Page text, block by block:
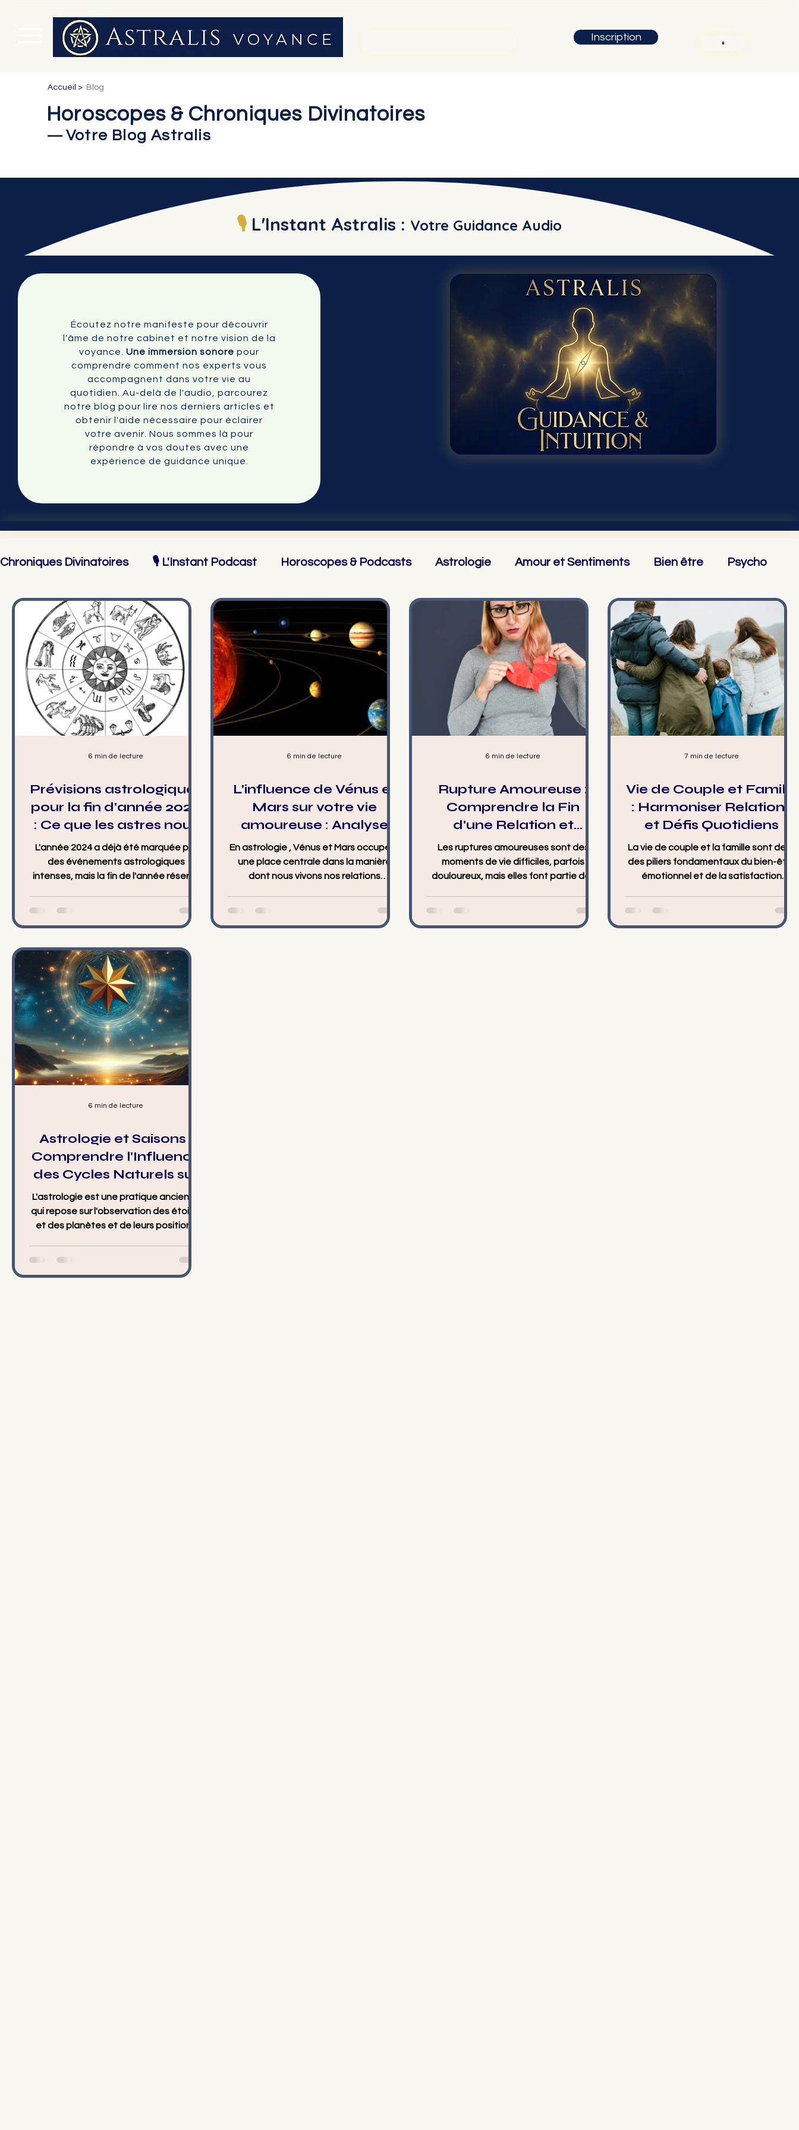
Inscription
Accueil > Blog
Horoscopes & Chroniques Divinatoires
— Votre Blog Astralis
🎙️ L'Instant Astralis : Votre Guidance Audio
Écoutez notre manifeste pour découvrir
l'âme de notre cabinet et notre vision de la
voyance. Une immersion sonore pour
comprendre comment nos experts vous
accompagnent dans votre vie au
quotidien. Au-delà de l'audio, parcourez
notre blog pour lire nos derniers articles et
obtenir l'aide nécessaire pour éclairer
votre avenir. Nous sommes là pour
répondre à vos doutes avec une
expérience de guidance unique.
Chroniques Divinatoires 🎙️ L'Instant Podcast Horoscopes & Podcasts Astrologie Amour et Sentiments Bien être Psycho
Actualités ♈ Bélier ♉ Taureau ♊ Gémeaux ♋ Cancer ♍ Vierge ♎ Balance ♏ Scorpion ♐ Sagittaire
♑ Capricorne ♒ Verseau ♓ Poissons
Prévisions astrologiques
pour la fin d'année 2024
: Ce que les astres nous
réservent
L'année 2024 a déjà été marquée par
des événements astrologiques
intenses, mais la fin de l'année réserve
6 min de lecture
L'influence de Vénus et
Mars sur votre vie
amoureuse : Analyse
des planètes qui
régissent l'amour et le
désir.
En astrologie , Vénus et Mars occupent
une place centrale dans la manière
dont nous vivons nos relations
6 min de lecture
Rupture Amoureuse :
Comprendre la Fin
d'une Relation et
Rebondir Vers un
Nouvel Équilibre
Les ruptures amoureuses sont des
moments de vie difficiles, parfois
douloureux, mais elles font partie des
6 min de lecture
Vie de Couple et Famille
: Harmoniser Relations
et Défis Quotidiens
La vie de couple et la famille sont deux
des piliers fondamentaux du bien-être
émotionnel et de la satisfaction
7 min de lecture
Astrologie et Saisons :
Comprendre l'Influence
des Cycles Naturels sur
les Signes du Zodiaque
L'astrologie est une pratique ancienne
qui repose sur l'observation des étoiles
et des planètes et de leurs positions
6 min de lecture